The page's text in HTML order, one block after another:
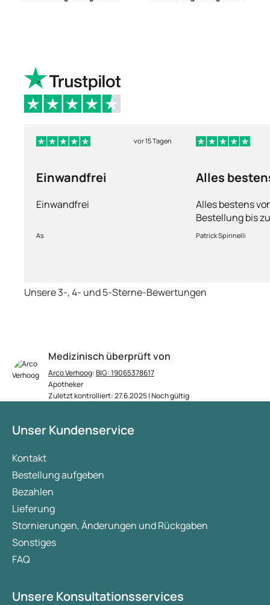
Medizinisch überprüft von
Arco Verhoog:BIG: 19065378617
Apotheker
Zuletzt kontrolliert: 27.6.2025 | Noch gültig
vor 15 Tagen
Einwandfrei
Einwandfrei
As
Alles
Alles bestens
Bestellung bis
Ware sorgfältig
schnelle
Patrick Spirinelli
Unsere 3-, 4- und 5-Sterne-Bewertungen
Unser Kundenservice
Kontakt
Bestellung aufgeben
Bezahlen
Lieferung
Stornierungen, Änderungen und Rückgaben
Sonstiges
FAQ
Unsere Konsultationsservices